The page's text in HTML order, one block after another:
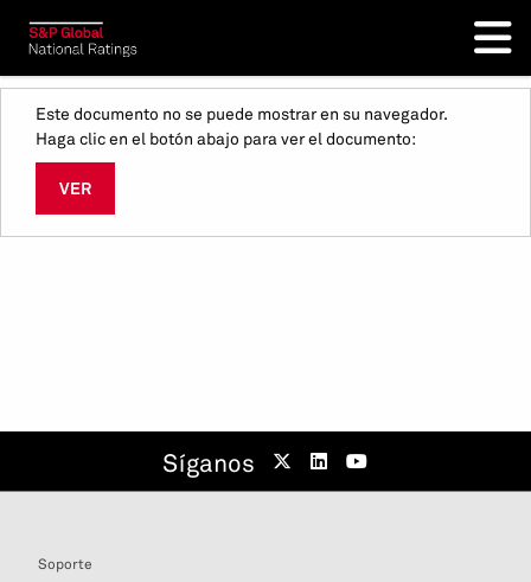
Este documento no se puede mostrar en su navegador.
Haga clic en el botón abajo para ver el documento:
VER
Síganos
Soporte